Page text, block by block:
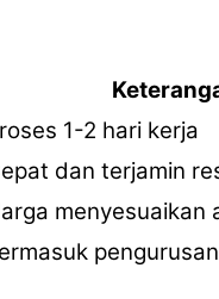
1-2 hari kerja
dan terjamin
menyesuaikan